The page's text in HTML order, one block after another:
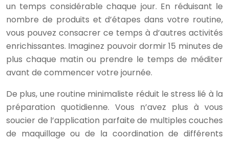
un temps considérable chaque jour. En réduisant le
nombre de produits et d’étapes dans votre routine,
vous pouvez consacrer ce temps à d’autres activités
enrichissantes. Imaginez pouvoir dormir 15 minutes de
plus chaque matin ou prendre le temps de méditer
avant de commencer votre journée.
De plus, une routine minimaliste réduit le stress lié à la
préparation quotidienne. Vous n’avez plus à vous
soucier de l’application parfaite de multiples couches
de maquillage ou de la coordination de différents